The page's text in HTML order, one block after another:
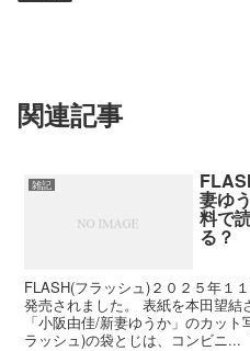
関連記事
雑記
妻ゆ
料で
る？
FLASH(フラッシュ)２０２５年１
発売されました。 表紙を本田望
「小阪由佳/新妻ゆうか」のカッ
ラッシュ)の袋とじは、コンビニ...